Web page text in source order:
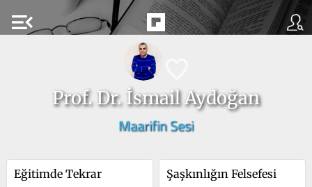
menu_open
Prof. Dr. İsmail Aydoğan
Maarifin Sesi
Eğitimde Tekrar Şaşkınlığın Felsefesi